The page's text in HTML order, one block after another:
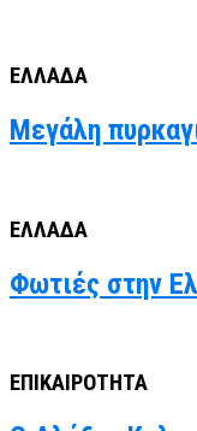
ΕΛΛΑΔΑ
Μεγάλη
ΕΛΛΑΔΑ
Φωτιές στην
ΕΠΙΚΑΙΡΟΤΗΤΑ